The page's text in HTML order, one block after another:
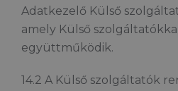
Adatkezelő Külső
amely Külső
együttműködik.
14.2 A Külső szolgáltatók